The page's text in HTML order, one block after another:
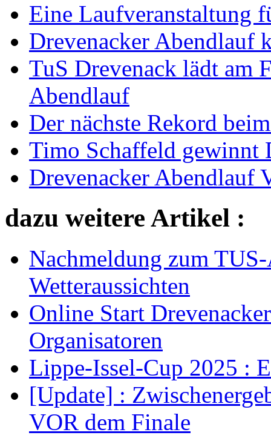
Eine Laufveranstaltung
Drevenacker Abendlauf
TuS Drevenack lädt am
Abendlauf
Der nächste Rekord
Timo Schaffeld gewinnt
Drevenacker Abendlauf
dazu weitere Artikel :
Nachmeldung zum
Wetteraussichten
Online Start
Organisatoren
Lippe-Issel-Cup 2025 :
[Update] :
VOR dem Finale